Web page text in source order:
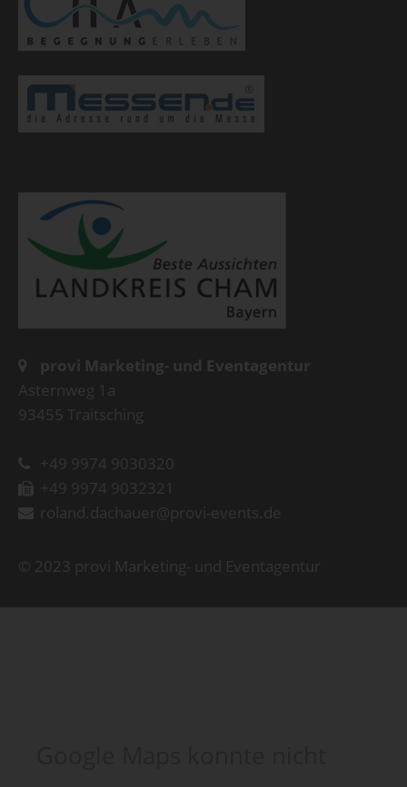
provi Marketing- und Eventagentur
Asternweg 1a
93455 Traitsching
+49 9974 9030320
+49 9974 9032321
roland.dachauer@provi-events.de
© 2023 provi Marketing- und Eventagentur